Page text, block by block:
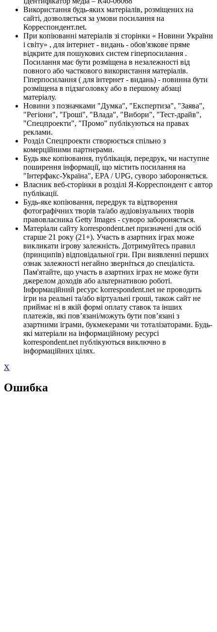
Використання будь-яких матеріалів, розміщених на
сайті, дозволяється за умови посилання на
Корреспондент.net.
При копіюванні матеріалів зі сторінки « Новини України
і світу» , для інтернет - видань - обов'язкове пряме
відкрите для пошукових систем гіперпосилання .
Посилання має бути розміщена в незалежності від
повного або часткового використання матеріалів.
Гіперпосилання ( для інтернет - видань) - повинна бути
розміщена в підзаголовку або в першому абзаці
матеріалу.
Новини з позначками "Думка", "Експертиза", "Заява",
"Регіони", "Гроші", "Влада", "Вибори", "Тест-драйв",
"Спецпроекти", "Промо" публікуються на правах
реклами.
Розділ Спецпроекти створюється спільно з
комерційними партнерами.
Будь яке копіювання, публікація, передрук, чи наступне
поширення інформації, що містить посилання на
"Інтерфакс-Україна", EPA / UPG, суворо забороняється.
Власник веб-сторінки в розділі Я-Корреспондент є автор
публікації.
Будь-яке копіювання, передрук та відтворення
фотографічних творів та/або аудіовізуальних творів
правовласника Getty Images - суворо забороняється.
Матеріали сайту korrespondent.net призначені для осіб
старше 21 року (21+). Участь в азартних іграх може
викликати ігрову залежність. Дотримуйтесь правил
(принципів) відповідальної гри. При виявленні перших
ознак залежності негайно зверніться до спеціаліста.
Пам'ятайте, що участь в азартних іграх не може бути
джерелом доходів або альтернативою роботі.
Інформаційний ресурс korrespondent.net не проводить
ігри на реальні та/або віртуальні гроші, також сайт не
приймає ні в якій формі оплату ставок та інших
платежів, які пов’язані/можуть бути пов’язані з
азартними іграми, букмекерами чи тоталізаторами. Будь-
які матеріали на інформаційному ресурсі
korrespondent.net публікуються виключно в
інформаційних цілях.
X
Ошибка